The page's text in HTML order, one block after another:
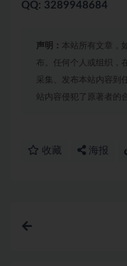
QQ: 3289948684
声明： 本站所有文章，
布。任何个人或组织，
采集、发布本站内容到
站内容侵犯了原著者的
收藏 海报